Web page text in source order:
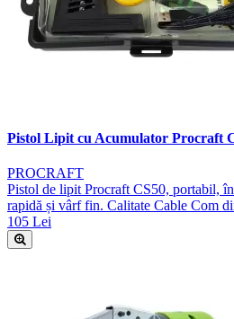
Pistol Lipit cu Acumulator Procraft
PROCRAFT
Pistol de lipit Procraft CS50, portabil,
rapidă și vârf fin. Calitate Cable Com
105 Lei